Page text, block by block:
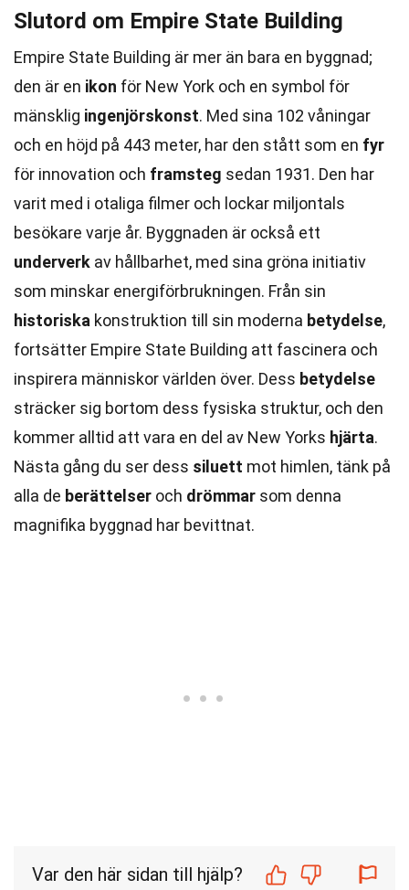
Slutord om Empire State Building
Empire State Building är mer än bara en byggnad;
den är en ikon för New York och en symbol för
mänsklig ingenjörskonst. Med sina 102 våningar
och en höjd på 443 meter, har den stått som en fyr
för innovation och framsteg sedan 1931. Den har
varit med i otaliga filmer och lockar miljontals
besökare varje år. Byggnaden är också ett
underverk av hållbarhet, med sina gröna initiativ
som minskar energiförbrukningen. Från sin
historiska konstruktion till sin moderna betydelse,
fortsätter Empire State Building att fascinera och
inspirera människor världen över. Dess betydelse
sträcker sig bortom dess fysiska struktur, och den
kommer alltid att vara en del av New Yorks hjärta.
Nästa gång du ser dess siluett mot himlen, tänk på
alla de berättelser och drömmar som denna
magnifika byggnad har bevittnat.
Var den här sidan till hjälp?